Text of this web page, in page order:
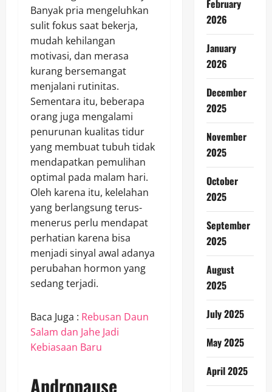
Banyak pria mengeluhkan
sulit fokus saat bekerja,
mudah kehilangan
motivasi, dan merasa
kurang bersemangat
menjalani rutinitas.
Sementara itu, beberapa
orang juga mengalami
penurunan kualitas tidur
yang membuat tubuh tidak
mendapatkan pemulihan
optimal pada malam hari.
Oleh karena itu, kelelahan
yang berlangsung terus-
menerus perlu mendapat
perhatian karena bisa
menjadi sinyal awal adanya
perubahan hormon yang
sedang terjadi.
Baca Juga : Rebusan Daun
Salam dan Jahe Jadi
Kebiasaan Baru
Andropause
February
2026
January
2026
December
2025
November
2025
October
2025
September
2025
August
2025
July 2025
May 2025
April 2025